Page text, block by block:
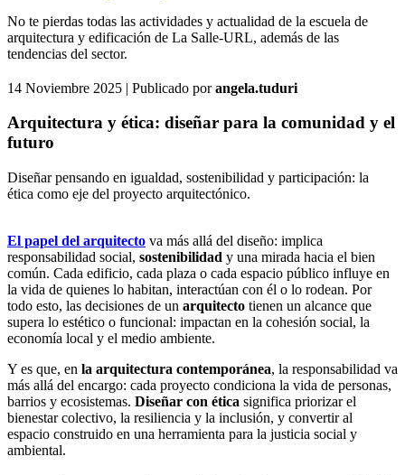
No te pierdas todas las actividades y actualidad de la escuela de
arquitectura y edificación de La Salle-URL, además de las
tendencias del sector.
14 Noviembre 2025 | Publicado porangela.tuduri
Arquitectura y ética: diseñar para la comunidad y el
futuro
Diseñar pensando en igualdad, sostenibilidad y participación: la
ética como eje del proyecto arquitectónico.
El papel del arquitecto va más allá del diseño: implica
responsabilidad social, sostenibilidad y una mirada hacia el bien
común. Cada edificio, cada plaza o cada espacio público influye en
la vida de quienes lo habitan, interactúan con él o lo rodean. Por
todo esto, las decisiones de un arquitecto tienen un alcance que
supera lo estético o funcional: impactan en la cohesión social, la
economía local y el medio ambiente.
Y es que, en la arquitectura contemporánea, la responsabilidad va
más allá del encargo: cada proyecto condiciona la vida de personas,
barrios y ecosistemas. Diseñar con ética significa priorizar el
bienestar colectivo, la resiliencia y la inclusión, y convertir al
espacio construido en una herramienta para la justicia social y
ambiental.